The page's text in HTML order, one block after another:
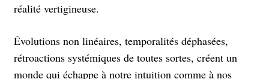
réalité vertigineuse.
Évolutions non linéaires, temporalités déphasées,
rétroactions systémiques de toutes sortes, créent un
monde qui échappe à notre intuition comme à nos